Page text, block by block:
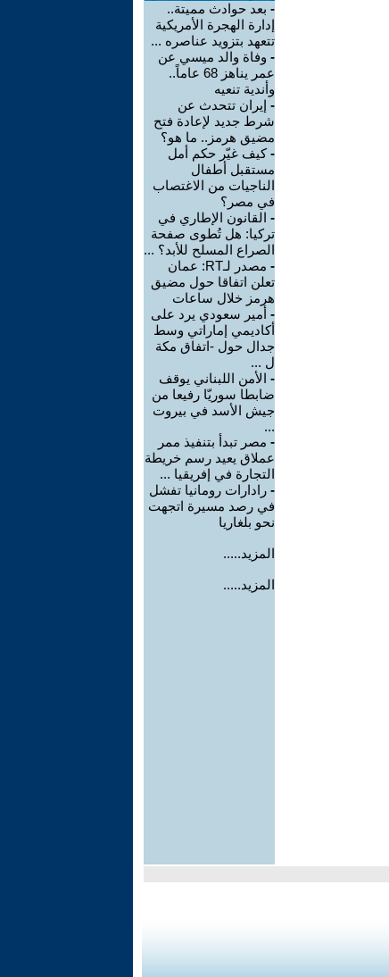
- بعد حوادث مميتة..
إدارة الهجرة الأمريكية
تتعهد بتزويد عناصره ...
- وفاة والد ميسي عن
عمر يناهز 68 عاماً..
وأندية تنعيه
- إيران تتحدث عن
شرط جديد لإعادة فتح
مضيق هرمز.. ما هو؟
-كيف غيّر حكم أمل
مستقبل أطفال
الناجيات من الاغتصاب
في مصر؟
- القانون الإطاري في
تركيا: هل تُطوى صفحة
الصراع المسلح للأبد؟ ...
-
مصدر لـRT: عمان
تعلن اتفاقا حول مضيق
هرمز خلال ساعات
- أمير سعودي يرد على
أكاديمي إماراتي وسط
جدال حول -اتفاق مكة
ل ...
- الأمن اللبناني يوقف
ضابطا سوريّا رفيعا من
جيش الأسد في بيروت
...
- مصر تبدأ بتنفيذ ممر
عملاق يعيد رسم خريطة
التجارة في إفريقيا ...
- رادارات رومانيا تفشل
في رصد مسيرة اتجهت
نحو بلغاريا
المزيد.....
المزيد.....